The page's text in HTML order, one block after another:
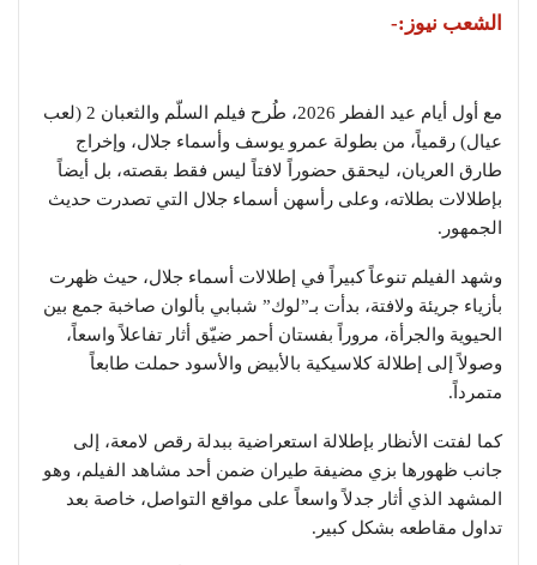
الشعب نيوز:-
مع أول أيام عيد الفطر السلّم والثعبان 2
(لعب
عيال) رقمياً، من بطولة عمرو يوسف وأسماء جلال، وإخراج
طارق العريان، ليحقق حضوراً لافتاً ليس فقط بقصته، بل أيضاً
بإطلالات بطلاته، وعلى رأسهن أسماء جلال التي تصدرت حديث
الجمهور.
وشهد الفيلم تنوعاً كبيراً في إطلالات أسماء جلال، حيث ظهرت
بأزياء جريئة ولافتة، بدأت بـ”لوك” شبابي بألوان صاخبة جمع بين
الحيوية والجرأة، مروراً بفستان أحمر ضيّق أثار تفاعلاً واسعاً،
وصولاً إلى إطلالة كلاسيكية بالأبيض والأسود حملت طابعاً
متمرداً.
كما لفتت الأنظار بإطلالة استعراضية ببدلة رقص لامعة، إلى
جانب ظهورها بزي مضيفة طيران ضمن أحد مشاهد الفيلم، وهو
المشهد الذي أثار جدلاً واسعاً على مواقع التواصل، خاصة بعد
تداول مقاطعه بشكل كبير.